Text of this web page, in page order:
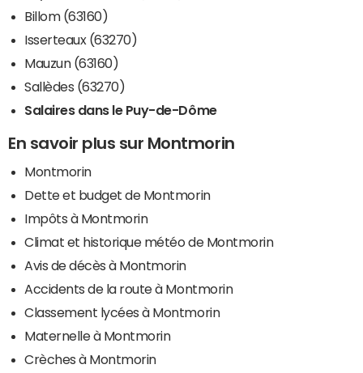
Billom (63160)
Isserteaux (63270)
Mauzun (63160)
Sallèdes (63270)
Salaires dans le Puy-de-Dôme
En savoir plus sur Montmorin
Montmorin
Dette et budget de Montmorin
Impôts à Montmorin
Climat et historique météo de Montmorin
Avis de décès à Montmorin
Accidents de la route à Montmorin
Classement lycées à Montmorin
Maternelle à Montmorin
Crèches à Montmorin